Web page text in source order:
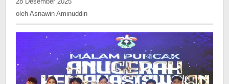
Asnawin
oleh Asnawin Aminuddin